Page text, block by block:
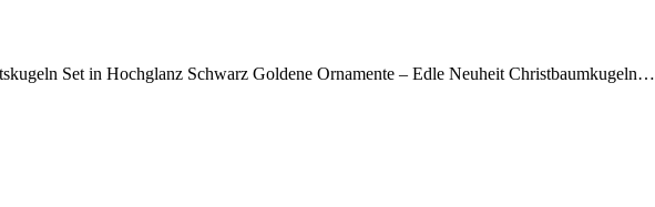
Set in Hochglanz Schwarz Goldene Ornamente – Edle Neuheit Christbaumkugeln…